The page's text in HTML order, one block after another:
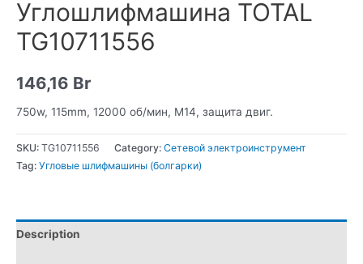
Углошлифмашина TOTAL
TG10711556
146,16 Br
750w, 115mm, 12000 об/мин, M14, защита двиг.
SKU: TG10711556 Category: Сетевой электроинструмент
Tag: Угловые шлифмашины (болгарки)
Description